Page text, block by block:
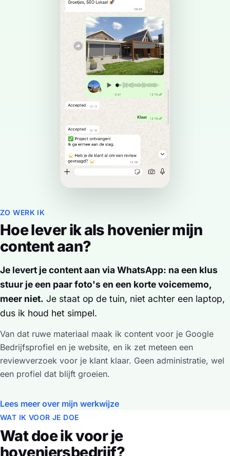
ZO WERK IK
Hoe lever ik als hovenier mijn
content aan?
Je levert je content aan via WhatsApp: na een klus
stuur je een paar foto's en een korte voicememo,
meer niet. Je staat op de tuin, niet achter een laptop,
dus ik houd het simpel.
Van dat ruwe materiaal maak ik content voor je Google
Bedrijfsprofiel en je website, en ik zet meteen een
reviewverzoek voor je klant klaar. Geen administratie, wel
een profiel dat blijft groeien.
Lees meer over mijn werkwijze
WAT IK VOOR JE DOE
Wat doe ik voor je
hoveniersbedrijf?